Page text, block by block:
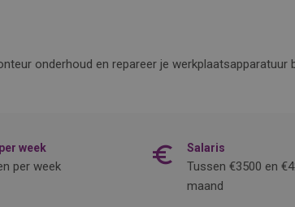
onderhoud en repareer je werkplaatsapparatuur
week
per week
Salaris
Tussen €3500 en
maand